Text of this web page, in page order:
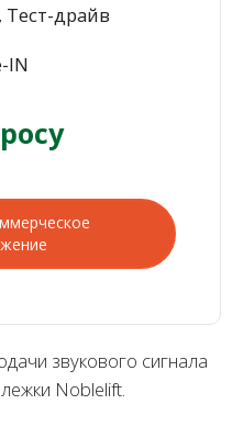
драйв
IN
звукового сигнала
Noblelift.